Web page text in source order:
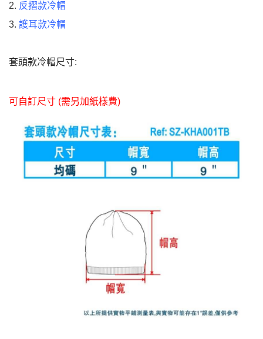
2. 反摺款冷帽
3. 護耳款冷帽
套頭款冷帽尺寸:
可自訂尺寸 (需另加紙樣費)